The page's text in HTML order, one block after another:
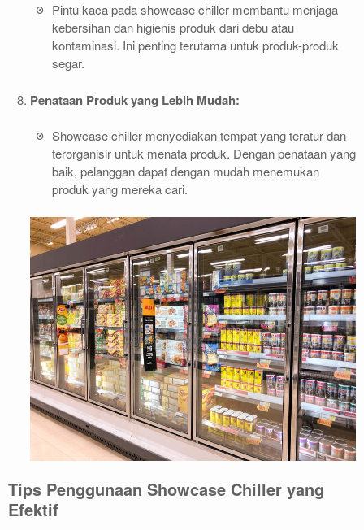
Pintu kaca pada showcase chiller membantu menjaga
kebersihan dan higienis produk dari debu atau
kontaminasi. Ini penting terutama untuk produk-produk
segar.
Penataan Produk yang Lebih Mudah:
Showcase chiller menyediakan tempat yang teratur dan
terorganisir untuk menata produk. Dengan penataan yang
baik, pelanggan dapat dengan mudah menemukan
produk yang mereka cari.
Tips Penggunaan Showcase Chiller yang
Efektif